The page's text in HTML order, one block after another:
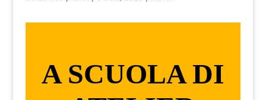
A SCUOLA DI